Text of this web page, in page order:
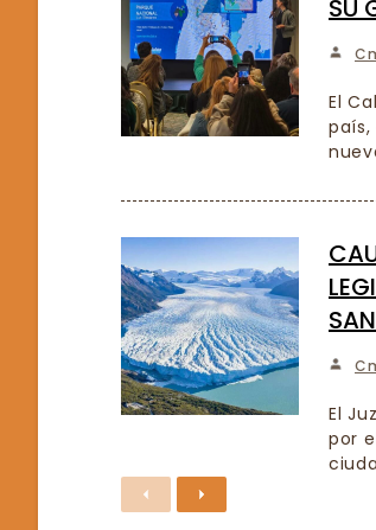
SU
El
El
por
PreviousNext